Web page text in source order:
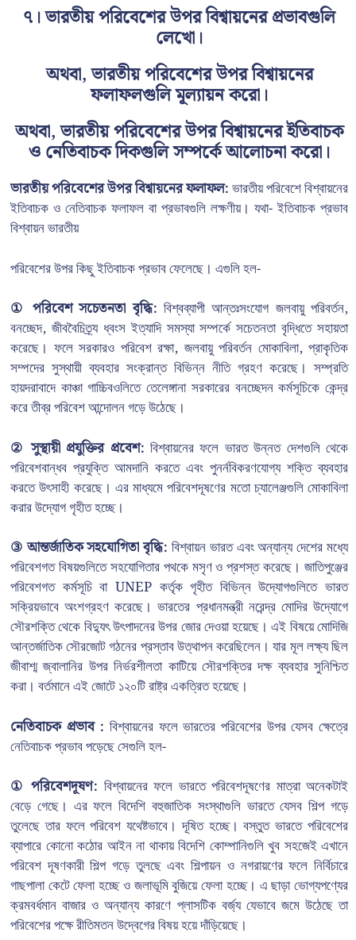
৭। ভারতীয় পরিবেশের উপর বিশ্বায়নের প্রভাবগুলি
লেখো।
অথবা, ভারতীয় পরিবেশের উপর বিশ্বায়নের
ফলাফলগুলি মূল্যায়ন করো।
অথবা, ভারতীয় পরিবেশের উপর বিশ্বায়নের ইতিবাচক
ও নেতিবাচক দিকগুলি সম্পর্কে আলোচনা করো।
ভারতীয় পরিবেশের উপর বিশ্বায়নের ফলাফল:ভারতীয় পরিবেশে বিশ্বায়নের
ইতিবাচক ও নেতিবাচক ফলাফল বা প্রভাবগুলি লক্ষণীয়। যথা- ইতিবাচক প্রভাব
বিশ্বায়ন ভারতীয়
পরিবেশের উপর কিছু ইতিবাচক প্রভাব ফেলেছে। এগুলি হল-
① পরিবেশ সচেতনতা বৃদ্ধি: বিশ্বব্যাপী আন্তঃসংযোগ জলবায়ু পরিবর্তন,
বনচ্ছেদ, জীববৈচিত্র্য ধ্বংস ইত্যাদি সমস্যা সম্পর্কে সচেতনতা বৃদ্ধিতে সহায়তা
করেছে। ফলে সরকারও পরিবেশ রক্ষা, জলবায়ু পরিবর্তন মোকাবিলা, প্রাকৃতিক
সম্পদের সুস্থায়ী ব্যবহার সংক্রান্ত বিভিন্ন নীতি গ্রহণ করেছে। সম্প্রতি
হায়দরাবাদে কাঞ্চা গাচ্চিবওলিতে তেলেঙ্গানা সরকারের বনচ্ছেদন কর্মসূচিকে কেন্দ্র
করে তীব্র পরিবেশ আন্দোলন গড়ে উঠেছে।
② সুস্থায়ী প্রযুক্তির প্রবেশ: বিশ্বায়নের ফলে ভারত উন্নত দেশগুলি থেকে
পরিবেশবান্ধব প্রযুক্তি আমদানি করতে এবং পুনর্নবিকরণযোগ্য শক্তি ব্যবহার
করতে উৎসাহী করেছে। এর মাধ্যমে পরিবেশদূষণের মতো চ্যালেঞ্জগুলি মোকাবিলা
করার উদ্যোগ গৃহীত হচ্ছে।
③ আন্তর্জাতিক সহযোগিতা বৃদ্ধি: বিশ্বায়ন ভারত এবং অন্যান্য দেশের মধ্যে
পরিবেশগত বিষয়গুলিতে সহযোগিতার পথকে মসৃণ ও প্রশস্ত করেছে। জাতিপুঞ্জের
পরিবেশগত কর্মসূচি বা UNEP কর্তৃক গৃহীত বিভিন্ন উদ্যোগগুলিতে ভারত
সক্রিয়ভাবে অংশগ্রহণ করেছে। ভারতের প্রধানমন্ত্রী নরেন্দ্র মোদির উদ্যোগে
সৌরশক্তি থেকে বিদ্যুৎ উৎপাদনের উপর জোর দেওয়া হয়েছে। এই বিষয়ে মোদিজি
আন্তর্জাতিক সৌরজোট গঠনের প্রস্তাব উত্থাপন করেছিলেন। যার মূল লক্ষ্য ছিল
জীবাশ্ম জ্বালানির উপর নির্ভরশীলতা কাটিয়ে সৌরশক্তির দক্ষ ব্যবহার সুনিশ্চিত
করা। বর্তমানে এই জোটে ১২০টি রাষ্ট্র একত্রিত হয়েছে।
নেতিবাচক প্রভাব : বিশ্বায়নের ফলে ভারতের পরিবেশের উপর যেসব ক্ষেত্রে
নেতিবাচক প্রভাব পড়েছে সেগুলি হল-
① পরিবেশদূষণ: বিশ্বায়নের ফলে ভারতে পরিবেশদূষণের মাত্রা অনেকটাই
বেড়ে গেছে। এর ফলে বিদেশি বহুজাতিক সংস্থাগুলি ভারতে যেসব শিল্প গড়ে
তুলেছে তার ফলে পরিবেশ যথেষ্টভাবে। দূষিত হচ্ছে। বস্তুত ভারতে পরিবেশের
ব্যাপারে কোনো কঠোর আইন না থাকায় বিদেশি কোম্পানিগুলি খুব সহজেই এখানে
পরিবেশ দূষণকারী শিল্প গড়ে তুলছে এবং শিল্পায়ন ও নগরায়ণের ফলে নির্বিচারে
গাছপালা কেটে ফেলা হচ্ছে ও জলাভূমি বুজিয়ে ফেলা হচ্ছে। এ ছাড়া ভোগ্যপণ্যের
ক্রমবর্ধমান বাজার ও অন্যান্য কারণে প্লাসটিক বর্জ্য যেভাবে জমে উঠেছে তা
পরিবেশের পক্ষে রীতিমতন উদ্বেগের বিষয় হয়ে দাঁড়িয়েছে।